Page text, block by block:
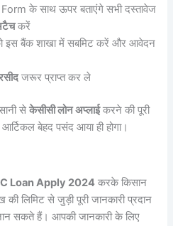
के साथ ऊपर बताएंगे सभी दस्तावेज
करें
इस बैंक शाखा में सबमिट करें और आवेदन
जरूर प्राप्त कर ले
सेकेसीसी लोन अप्लाईकरने की पूरी
बेहद पसंद आया ही होगा।
Loan Apply 2024 करके किसान
की लिमिट से जुड़ी पूरी जानकारी प्रदान
सकते हैं। आपकी जानकारी के लिए